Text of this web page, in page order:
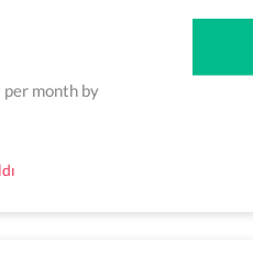
month by